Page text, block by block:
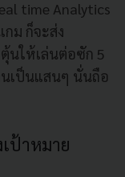
time Analytics
กม ก็จะส่ง
นให้เล่นต่อซัก 5
เป็นแสนๆ นั่นถือ
ป้าหมาย